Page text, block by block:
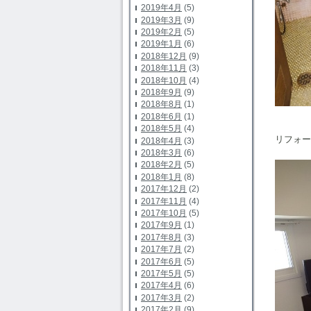
2019年4月 (5)
2019年3月 (9)
2019年2月 (5)
2019年1月 (6)
2018年12月 (9)
2018年11月 (3)
2018年10月 (4)
2018年9月 (9)
2018年8月 (1)
2018年6月 (1)
2018年5月 (4)
2018年4月 (3)
2018年3月 (6)
2018年2月 (5)
2018年1月 (8)
2017年12月 (2)
2017年11月 (4)
2017年10月 (5)
2017年9月 (1)
2017年8月 (3)
2017年7月 (2)
2017年6月 (5)
2017年5月 (5)
2017年4月 (6)
2017年3月 (2)
リフォ